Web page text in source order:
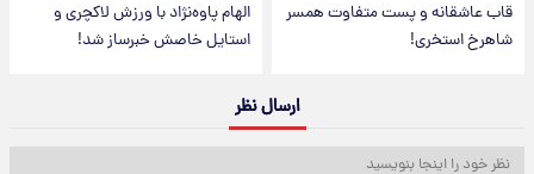
قاب عاشقانه و پست متفاوت همسر
شاهرخ استخری!
الهام پاوه‌نژاد با ورزش لاکچری و
استایل خاصش خبرساز شد!
ارسال نظر